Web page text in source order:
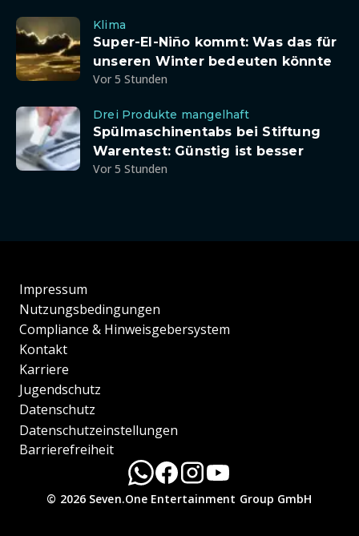
Klima
Super-El-Niño kommt: Was das für
unseren Winter bedeuten könnte
Vor 5 Stunden
Drei Produkte mangelhaft
Spülmaschinentabs bei Stiftung
Warentest: Günstig ist besser
Vor 5 Stunden
Impressum
Nutzungsbedingungen
Compliance & Hinweisgebersystem
Kontakt
Karriere
Jugendschutz
Datenschutz
Datenschutzeinstellungen
Barrierefreiheit
© 2026 Seven.One Entertainment Group GmbH